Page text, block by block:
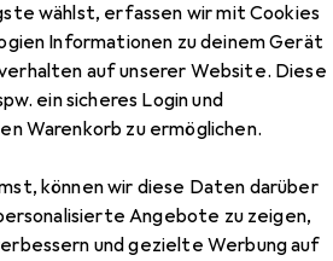
wählst, erfassen wir mit Cookies
Informationen zu deinem Gerät
auf unserer Website. Diese
ein sicheres Login und
Warenkorb zu ermöglichen.
können wir diese Daten darüber
Angebote zu zeigen,
und gezielte Werbung auf
28 Port
PoE+ Switch
4G-EU 28 Port
Zubehör zum Produkt Cisco